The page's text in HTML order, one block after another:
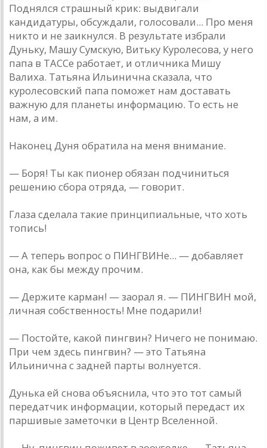
Поднялся страшный крик: выдвигали
кандидатуры, обсуждали, голосовали... Про меня
никто и не заикнулся. В результате избрали
Дуньку, Машу Сумскую, Витьку Куролесова, у него
папа в ТАССе работает, и отличника Мишу
Валиха. Татьяна Ильинична сказала, что
куролесовский папа поможет нам доставать
важную для планеты информацию. То есть не
нам, а им.
Наконец Дуня обратила на меня внимание.
— Боря! Ты как пионер обязан подчиниться
решению сбора отряда, — говорит.
Глаза сделала такие принципиальные, что хоть
топись!
— А теперь вопрос о ПИНГВИНе... — добавляет
она, как бы между прочим.
— Держите карман! — заорал я. — ПИНГВИН мой,
личная собственность! Мне подарили!
— Постойте, какой пингвин? Ничего не понимаю.
При чем здесь пингвин? — это Татьяна
Ильинична с задней парты волнуется.
Дунька ей снова объяснила, что это тот самый
передатчик информации, который передаст их
паршивые заметочки в Центр Вселенной.